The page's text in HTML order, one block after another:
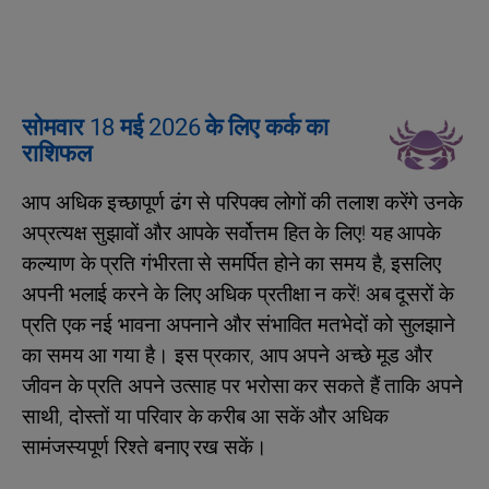
सोमवार 18 मई 2026 के लिए कर्क का
राशिफल
आप अधिक इच्छापूर्ण ढंग से परिपक्व लोगों की तलाश करेंगे उनके
अप्रत्यक्ष सुझावों और आपके सर्वोत्तम हित के लिए! यह आपके
कल्याण के प्रति गंभीरता से समर्पित होने का समय है, इसलिए
अपनी भलाई करने के लिए अधिक प्रतीक्षा न करें! अब दूसरों के
प्रति एक नई भावना अपनाने और संभावित मतभेदों को सुलझाने
का समय आ गया है। इस प्रकार, आप अपने अच्छे मूड और
जीवन के प्रति अपने उत्साह पर भरोसा कर सकते हैं ताकि अपने
साथी, दोस्तों या परिवार के करीब आ सकें और अधिक
सामंजस्यपूर्ण रिश्ते बनाए रख सकें।